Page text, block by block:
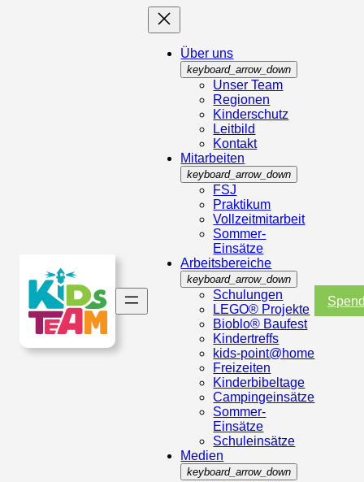
Über uns
keyboard_arrow_down
Unser Team
Regionen
Kinderschutz
Leitbild
Kontakt
Mitarbeiten
keyboard_arrow_down
FSJ
Praktikum
Vollzeitmitarbeit
Sommer-
Einsätze
Arbeitsbereiche
keyboard_arrow_down
Schulungen
LEGO® Projekte
Bioblo® Baufest
Kindertreffs
kids-point@home
Freizeiten
Kinderbibeltage
Campingeinsätze
Sommer-
Einsätze
Schuleinsätze
Medien
keyboard_arrow_down